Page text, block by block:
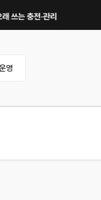
·관리 습관｜주행거리 불안
영